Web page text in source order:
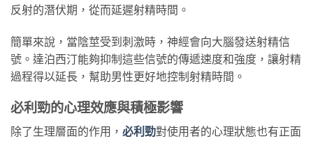
反射的潛伏期，從而延遲射精時間。
簡單來說，當陰莖受到刺激時，神經會向大腦發送射精信
號。達泊西汀能夠抑制這些信號的傳遞速度和強度，讓射精
過程得以延長，幫助男性更好地控制射精時間。
必利勁的心理效應與積極影響
除了生理層面的作用， 必利勁對使用者的心理狀態也有正面